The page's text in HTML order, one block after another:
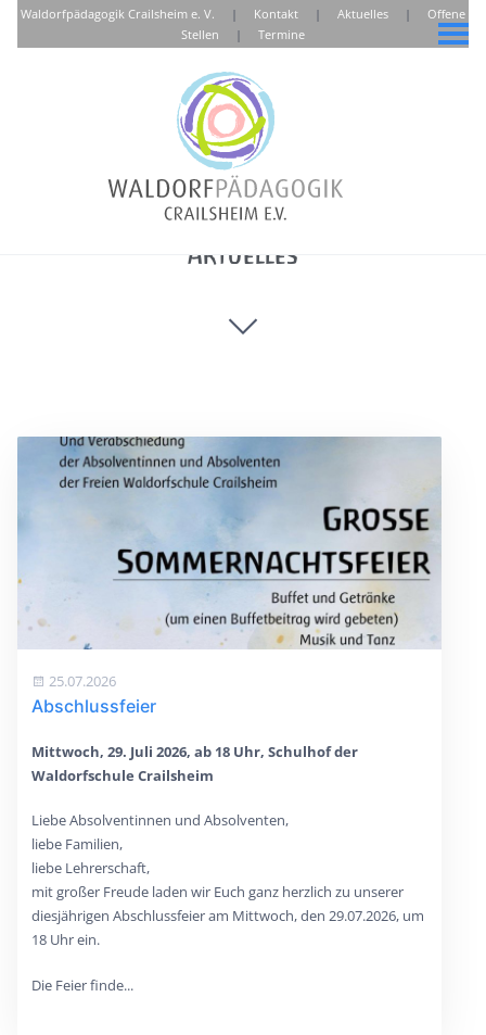
Waldorfpädagogik Crailsheim e. V. | Kontakt | Aktuelles | Offene
Stellen | Termine
Aktuelles
25.07.2026
Abschlussfeier
Mittwoch, 29. Juli 2026, ab 18 Uhr, Schulhof der
Waldorfschule Crailsheim
Liebe Absolventinnen und Absolventen,
liebe Familien,
liebe Lehrerschaft,
mit großer Freude laden wir Euch ganz herzlich zu unserer
diesjährigen Abschlussfeier am Mittwoch, den 29.07.2026, um
18 Uhr ein.
Die Feier finde...